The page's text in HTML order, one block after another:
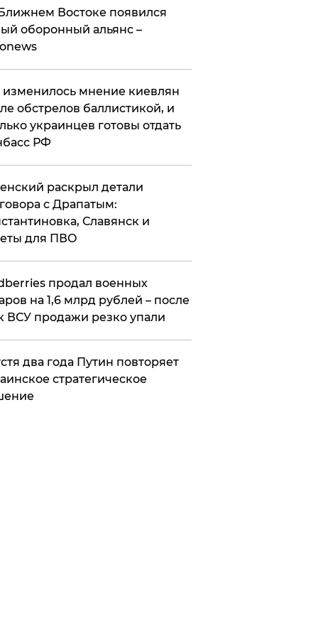
Востоке появился
оборонный альянс –
изменилось мнение киевлян
обстрелов баллистикой, и
украинцев готовы отдать
РФ
раскрыл детали
с Драпатым:
Славянск и
для ПВО
продал военных
на 1,6 млрд рублей – после
ВСУ продажи резко упали
два года Путин повторяет
стратегическое